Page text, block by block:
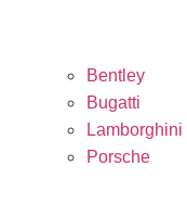
Bentley
Bugatti
Lamborghini
Porsche